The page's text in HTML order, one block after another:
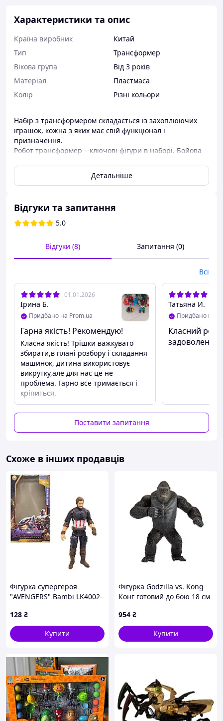
Характеристики та опис
Країна виробник
Китай
Тип
Трансформер
Вікова група
Від 3 років
Матеріал
Пластмаса
Колір
Різні кольори
Набір з трансформером складається із захоплюючих
іграшок, кожна з яких має свій функціонал і
призначення.
Робот трансформер – ключові фігури в наборі. Бойова
гоночних машин, екскаватора та пожежного авто.
Робот дуже рухливий і поєднує в собі безліч приємних
Характеристики:
Упаковка: Коробка
Габарити без упаковки: 22 x 10 x 17 см
Країна виробник: Китай
Комплектація: Трансформер
Детальніше
Відгуки та запитання
5.0
Відгуки (8) Запитання (0)
Всі
01.01.2026
Ірина Б.
Придбано на Prom.ua
Гарна якість! Рекомендую!
Класна якість! Трішки важкувато
збирати,в плані розбору і складання
машинок, дитина використовує
викрутку,але для нас це не
проблема. Гарно все тримається і
кріпиться.
Татьяна И.
Придбано на
Класний
Поставити запитання
Схоже в інших продавців
Фігурка супергероя
"AVENGERS" Bambi LK4002-
128 ₴
Купити
Фігурка Godzilla vs. Kong
Конг готовий до бою 18 см
954 ₴
Купити